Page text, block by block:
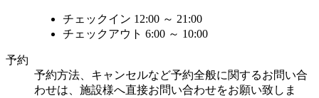
チェックイン 12:00 ～ 21:00
チェックアウト 6:00 ～ 10:00
予約
予約方法、キャンセルなど予約全般に関するお問い合
わせは、施設様へ直接お問い合わせをお願い致しま